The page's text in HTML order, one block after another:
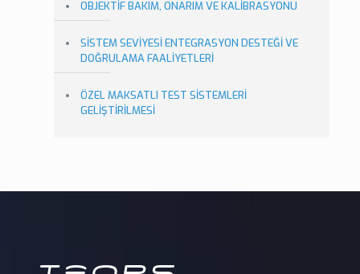
OBJEKTİF BAKIM, ONARIM VE KALİBRASYONU
SİSTEM SEVİYESİ ENTEGRASYON DESTEĞİ VE
DOĞRULAMA FAALİYETLERİ
ÖZEL MAKSATLI TEST SİSTEMLERİ
GELİŞTİRİLMESİ